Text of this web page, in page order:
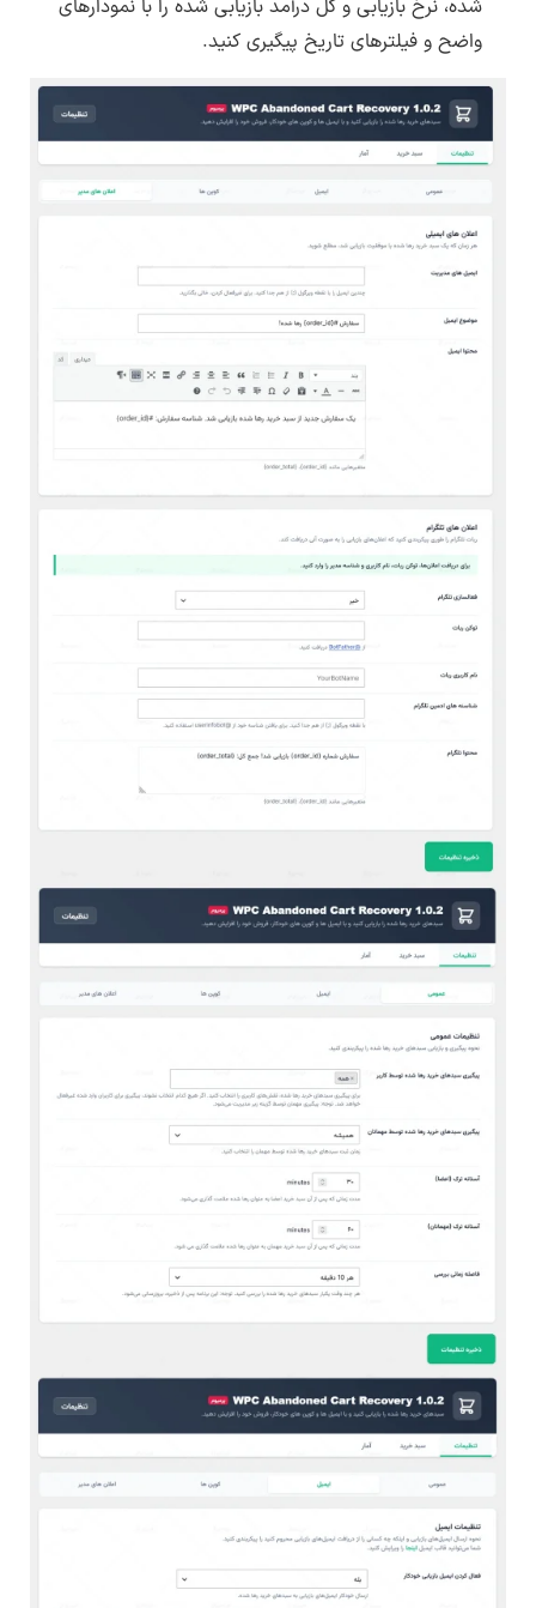
شده، نرخ بازیابی و کل درآمد بازیابی شده را با نمودارهای
واضح و فیلترهای تاریخ پیگیری کنید.